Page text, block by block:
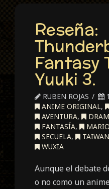
Reseña:
Fantasy
Yuuki 3.
RUBEN ROJAS
ANIME ORIGINAL,
AVENTURA,
FANTASÍA,
SECUELA,
WUXIA
Aunque el debate
o no como un